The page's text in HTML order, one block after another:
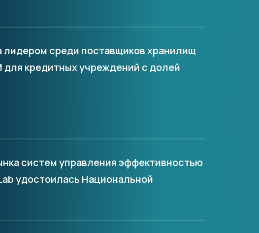
лидером среди поставщиков хранилищ
для кредитных учреждений с долей
систем управления эффективностью
удостоилась Национальной